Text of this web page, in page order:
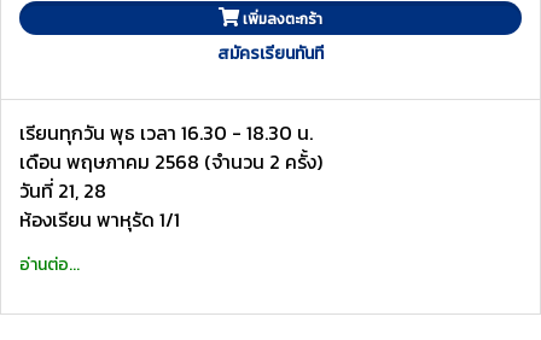
เพิ่มลงตะกร้า
สมัครเรียนทันที
เรียนทุกวัน พุธ เวลา 16.30 - 18.30 น.
เดือน พฤษภาคม 2568 (จำนวน 2 ครั้ง)
วันที่ 21, 28
ห้องเรียน พาหุรัด 1/1
อ่านต่อ...